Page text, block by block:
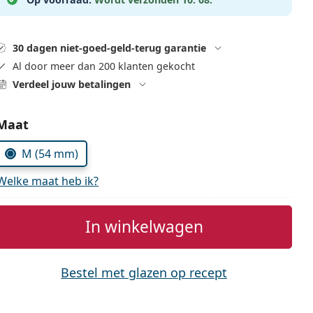
30 dagen niet-goed-geld-terug garantie
Al door meer dan 200 klanten gekocht
Verdeel jouw betalingen
parameters:
M (54 mm)
maat heb ik?
In winkelwagen
Bestel met glazen op recept